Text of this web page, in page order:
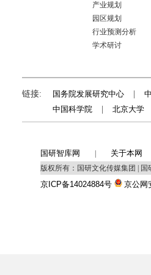
产业规划
园区规划
行业预测分析
学术研讨
链接: 国务院发展研究中心
中国科学院
北京大学
国研智库网 关于本网
版权所有：国研文化传媒集团 | 国
京ICP备14024884号 京公网